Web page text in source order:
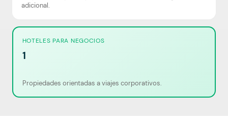
adicional.
HOTELES PARA NEGOCIOS
1
Propiedades orientadas a viajes corporativos.